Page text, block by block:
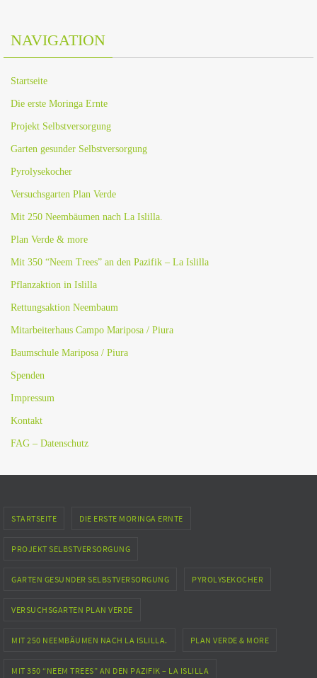
NAVIGATION
Startseite
Die erste Moringa Ernte
Projekt Selbstversorgung
Garten gesunder Selbstversorgung
Pyrolysekocher
Versuchsgarten Plan Verde
Mit 250 Neembäumen nach La Islilla.
Plan Verde & more
Mit 350 “Neem Trees” an den Pazifik – La Islilla
Pflanzaktion in Islilla
Rettungsaktion Neembaum
Mitarbeiterhaus Campo Mariposa / Piura
Baumschule Mariposa / Piura
Spenden
Impressum
Kontakt
FAG – Datenschutz
STARTSEITE DIE ERSTE MORINGA ERNTE
PROJEKT SELBSTVERSORGUNG
GARTEN GESUNDER SELBSTVERSORGUNG PYROLYSEKOCHER
VERSUCHSGARTEN PLAN VERDE
MIT 250 NEEMBÄUMEN NACH LA ISLILLA. PLAN VERDE & MORE
MIT 350 “NEEM TREES” AN DEN PAZIFIK – LA ISLILLA